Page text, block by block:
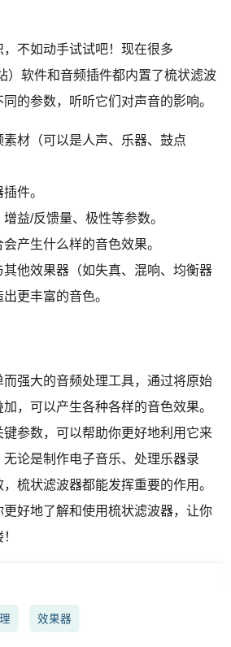
不如动手试试吧！现在很多
）软件和音频插件都内置了梳状滤波
的参数，听听它们对声音的影响。
材（可以是人声、乐器、鼓点
件。
益/反馈量、极性等参数。
产生什么样的音色效果。
他效果器（如失真、混响、均衡器
更丰富的音色。
强大的音频处理工具，通过将原始
，可以产生各种各样的音色效果。
参数，可以帮助你更好地利用它来
论是制作电子音乐、处理乐器录
梳状滤波器都能发挥重要的作用。
好地了解和使用梳状滤波器，让你
效果器